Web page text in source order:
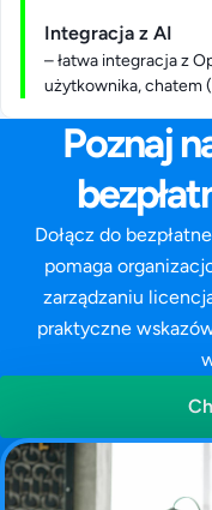
Integracja z AI
– łatwa integracja z
użytkownika, chatem
Poznaj
Dołącz do
pomaga
zarządzaniu
praktyczne